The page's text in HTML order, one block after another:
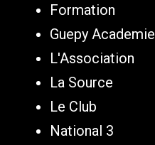
Formation
Guepy Academie
L'Association
La Source
Le Club
National 3